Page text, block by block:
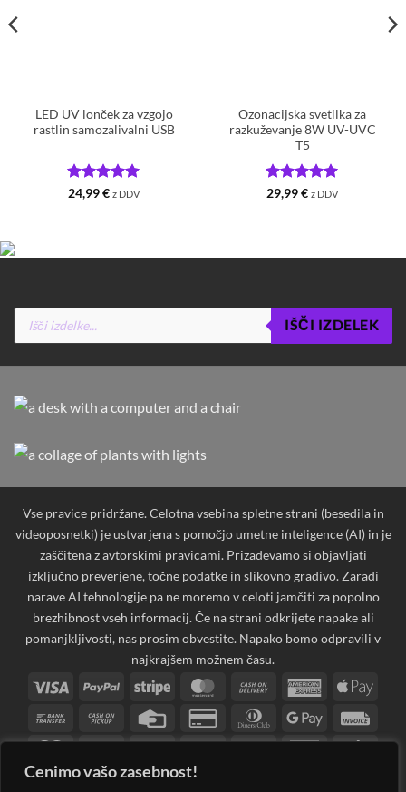
Cenimo vašo zasebnost!
LED UV lonček za vzgojo
rastlin samozalivalni USB
Ocenjeno5
24,99€ z DDV
Ozonacijska svetilka za
razkuževanje 8W UV-UVC
T5
Ocenjeno5
29,99€ z DDV
Products
search
IŠČI IZDELEK
Vse pravice pridržane. Celotna vsebina spletne strani (besedila in
videoposnetki) je ustvarjena s pomočjo umetne inteligence (AI) in je
zaščitena z avtorskimi pravicami. Prizadevamo si objavljati
izključno preverjene, točne podatke in slikovno gradivo. Zaradi
narave AI tehnologije pa ne moremo v celoti jamčiti za popolno
brezhibnost vseh informacij. Če na strani odkrijete napake ali
pomanjkljivosti, nas prosim obvestite. Napako bomo odpravili v
najkrajšem možnem času.
Visa
PayPal Stripe MasterCardCash
Delivery
AmericanApple
Bank
Transfer
Cash
on
Credit
Card
Credit
Card
Dinners
Club
Google
Pay
Maestro MasterCard
2
PayPal
2
Visa
WesternDiscover
JCB Klarna